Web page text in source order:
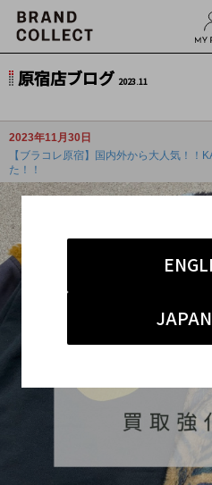
原宿店ブログ 2023.11
2023年11月30日
【ブラコレ原宿】国内外から大人気！！
た！！